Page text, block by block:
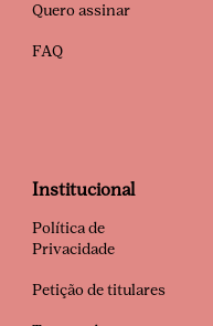
Quero assinar
FAQ
Institucional
Política de
Privacidade
Petição de titulares